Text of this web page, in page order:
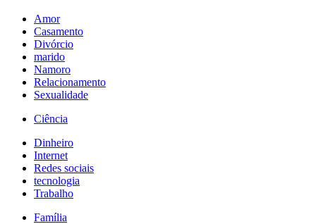
Amor
Casamento
Divórcio
marido
Namoro
Relacionamento
Sexualidade
Ciência
Dinheiro
Internet
Redes sociais
tecnologia
Trabalho
Família